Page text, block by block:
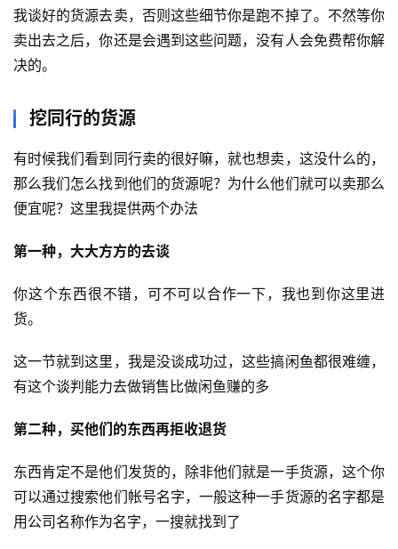
首
我谈好的货源去卖，否则这些细节你是跑不掉了。不然等你
卖出去之后，你还是会遇到这些问题，没有人会免费帮你解
决的。
挖同行的货源
有时候我们看到同行卖的很好嘛，就也想卖，这没什么的，
那么我们怎么找到他们的货源呢？为什么他们就可以卖那么
便宜呢？这里我提供两个办法
第一种，大大方方的去谈
你这个东西很不错，可不可以合作一下，我也到你这里进
货。
这一节就到这里，我是没谈成功过，这些搞闲鱼都很难缠，
有这个谈判能力去做销售比做闲鱼赚的多
第二种，买他们的东西再拒收退货
东西肯定不是他们发货的，除非他们就是一手货源，这个你
可以通过搜索他们帐号名字，一般这种一手货源的名字都是
用公司名称作为名字，一搜就找到了